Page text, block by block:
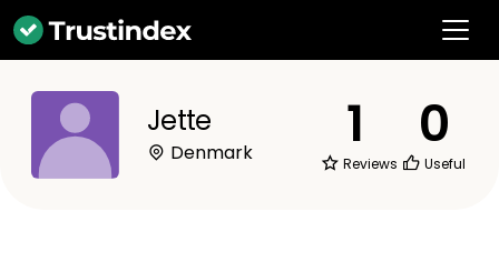
Jette
Denmark 1
Reviews
0
Useful